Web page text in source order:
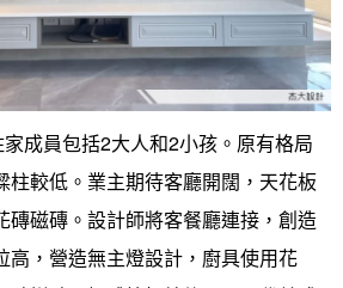
成員包括2大人和2小孩。原有格局
柱較低。業主期待客廳開闊，天花板
磚磁磚。設計師將客餐廳連接，創造
高，營造無主燈設計，廚具使用花